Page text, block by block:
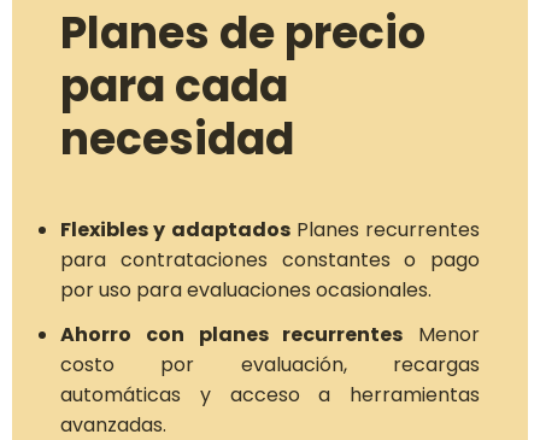
Planes de precio
para cada
necesidad
Flexibles y adaptadosPlanes recurrentes
para contrataciones constantes o pago
por uso para evaluaciones ocasionales.
Ahorro con planes recurrentes Menor
costo por evaluación, recargas
automáticas y acceso a herramientas
avanzadas.